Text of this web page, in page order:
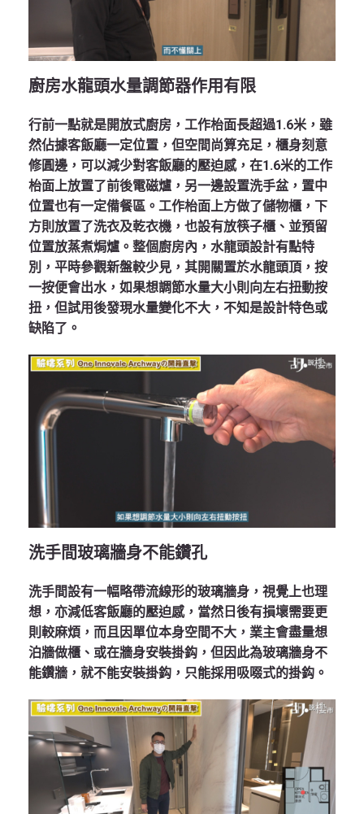
廚房水龍頭水量調節器作用有限
行前一點就是開放式廚房，工作枱面長超過1.6米，雖
然佔據客飯廳一定位置，但空間尚算充足，櫃身刻意
修圓邊，可以減少對客飯廳的壓迫感，在1.6米的工作
枱面上放置了前後電磁爐，另一邊設置洗手盆，置中
位置也有一定備餐區。工作枱面上方做了儲物櫃，下
方則放置了洗衣及乾衣機，也設有放筷子櫃、並預留
位置放蒸煮焗爐。整個廚房內，水龍頭設計有點特
別，平時參觀新盤較少見，其開關置於水龍頭頂，按
一按便會出水，如果想調節水量大小則向左右扭動按
扭，但試用後發現水量變化不大，不知是設計特色或
缺陷了。
洗手間玻璃牆身不能鑽孔
洗手間設有一幅略帶流線形的玻璃牆身，視覺上也理
想，亦減低客飯廳的壓迫感，當然日後有損壞需要更
則較麻煩，而且因單位本身空間不大，業主會盡量想
泊牆做櫃、或在牆身安裝掛鈎，但因此為玻璃牆身不
能鑽牆，就不能安裝掛鈎，只能採用吸啜式的掛鈎。